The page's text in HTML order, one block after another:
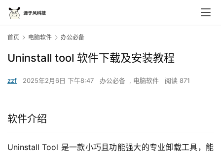
首页 电脑软件 办公必备
Uninstall tool 软件下载及安装教程
zzf 2025年2月6日 下午8:47 办公必备 , 电脑软件 阅读 871
软件介绍
Uninstall Tool 是一款小巧且功能强大的专业卸载工具，能